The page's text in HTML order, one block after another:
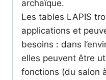
archaïque.
Les tables LAPIS
applications et
besoins : dans
elles peuvent être
fonctions (du salon